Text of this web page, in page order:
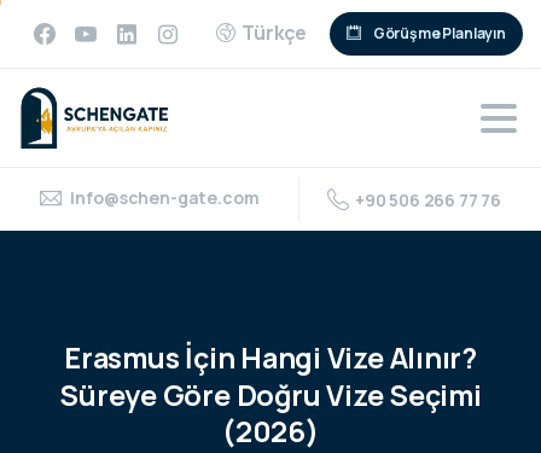
Türkçe Görüşme Planlayın
info@schen-gate.com +90 506 266 77 76
Erasmusİçin Hangi VizeAlınır?
SüreyeGöre DoğruVizeSeçimi
(2026)